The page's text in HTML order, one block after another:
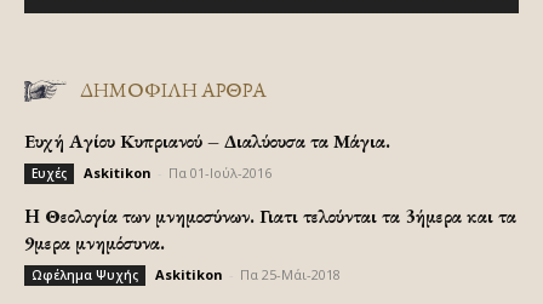
ΔΗΜΟΦΙΛΗ ΑΡΘΡΑ
Ευχή Αγίου Κυπριανού – Διαλύουσα τα Μάγια.
Ευχές Askitikon Πα 01-Ιούλ-2016
H Θεολογία των μνημοσύνων. Γιατι τελούνται τα 3ήμερα και τα
9μερα μνημόσυνα.
Ωφέλημα Ψυχής Askitikon Πα 25-Μάι-2018